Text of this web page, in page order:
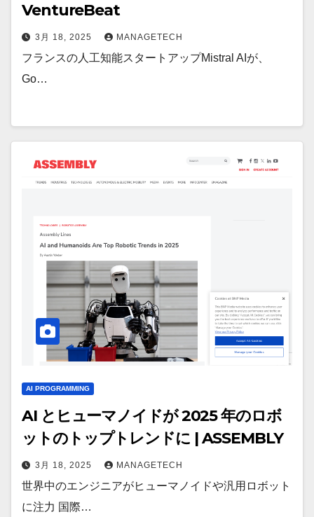
VentureBeat
3月 18, 2025 MANAGETECH
フランスの人工知能スタートアップMistral AIが、
Go…
AI PROGRAMMING
AI とヒューマノイドが 2025 年のロボ
ットのトップトレンドに | ASSEMBLY
3月 18, 2025 MANAGETECH
世界中のエンジニアがヒューマノイドや汎用ロボット
に注力 国際…